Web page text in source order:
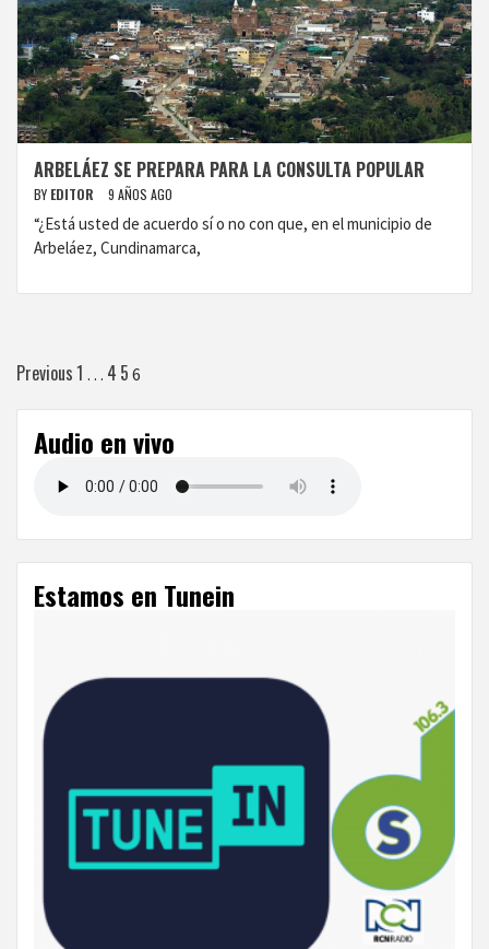
ARBELÁEZ SE PREPARA PARA LA CONSULTA POPULAR
BY EDITOR 9 AÑOS AGO
“¿Está usted de acuerdo sí o no con que, en el municipio de
Arbeláez, Cundinamarca,
Paginación
de
entradas
Previous1 … 4 5 6
Audio en vivo
Estamos en Tunein